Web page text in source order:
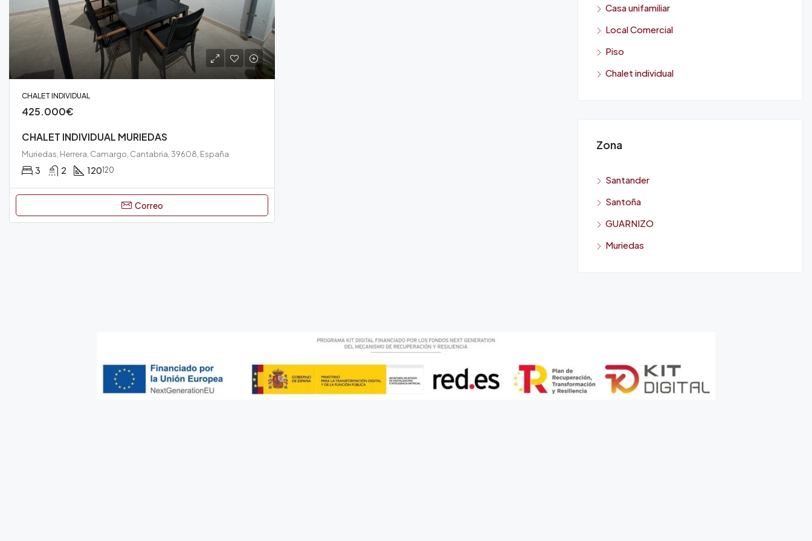
CHALET INDIVIDUAL
425.000€
CHALET INDIVIDUAL MURIEDAS
Muriedas, Herrera, Camargo, Cantabria, 39608, España
3 2 120120
Correo
Casa unifamiliar
Local Comercial
Piso
Chalet individual
Zona
Santander
Santoña
GUARNIZO
Muriedas